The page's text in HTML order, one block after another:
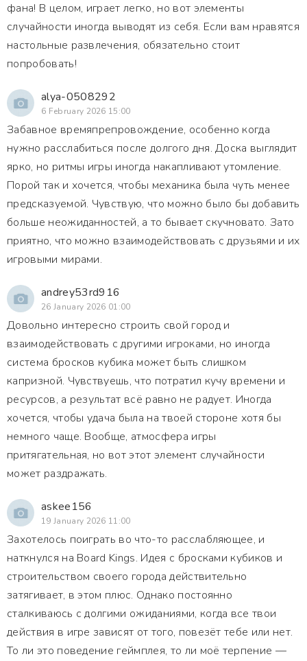
фана! В целом, играет легко, но вот элементы
случайности иногда выводят из себя. Если вам нравятся
настольные развлечения, обязательно стоит
попробовать!
alya-0508292
6 February 2026 15:00
Забавное времяпрепровождение, особенно когда
нужно расслабиться после долгого дня. Доска выглядит
ярко, но ритмы игры иногда накапливают утомление.
Порой так и хочется, чтобы механика была чуть менее
предсказуемой. Чувствую, что можно было бы добавить
больше неожиданностей, а то бывает скучновато. Зато
приятно, что можно взаимодействовать с друзьями и их
игровыми мирами.
andrey53rd916
26 January 2026 01:00
Довольно интересно строить свой город и
взаимодействовать с другими игроками, но иногда
система бросков кубика может быть слишком
капризной. Чувствуешь, что потратил кучу времени и
ресурсов, а результат всё равно не радует. Иногда
хочется, чтобы удача была на твоей стороне хотя бы
немного чаще. Вообще, атмосфера игры
притягательная, но вот этот элемент случайности
может раздражать.
askee156
19 January 2026 11:00
Захотелось поиграть во что-то расслабляющее, и
наткнулся на Board Kings. Идея с бросками кубиков и
строительством своего города действительно
затягивает, в этом плюс. Однако постоянно
сталкиваюсь с долгими ожиданиями, когда все твои
действия в игре зависят от того, повезёт тебе или нет.
То ли это поведение геймплея, то ли моё терпение —